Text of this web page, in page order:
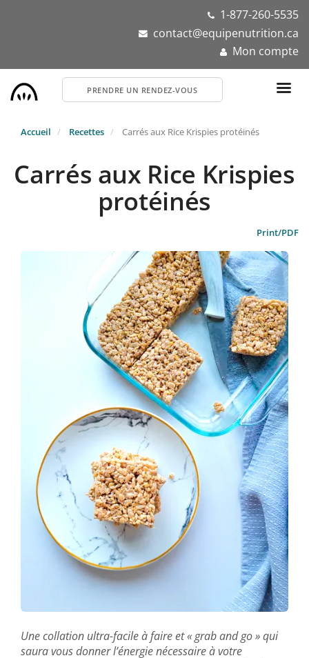
1-877-260-5535
contact@equipenutrition.ca
Mon compte
PRENDRE UN RENDEZ-VOUS
Accueil Recettes Carrés aux Rice Krispies protéinés
Carrés aux Rice Krispies
protéinés
Print/PDF
Une collation ultra-facile à faire et « grab and go » qui
saura vous donner l’énergie nécessaire à votre